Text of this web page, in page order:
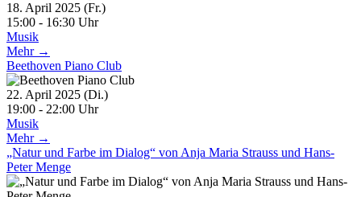
18. April 2025 (Fr.)
15:00 - 16:30 Uhr
Musik
Mehr →
Beethoven Piano Club
22. April 2025 (Di.)
19:00 - 22:00 Uhr
Musik
Mehr →
„Natur und Farbe im Dialog“ von Anja Maria Strauss und Hans-
Peter Menge